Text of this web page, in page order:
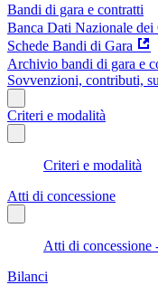
Bandi di gara e contratti
Banca Dati Nazionale
Schede Bandi di Gara
Archivio bandi di gara e
Sovvenzioni, contributi,
Criteri e modalità
Criteri e modalità
Atti di concessione
Atti di concessione
Bilanci